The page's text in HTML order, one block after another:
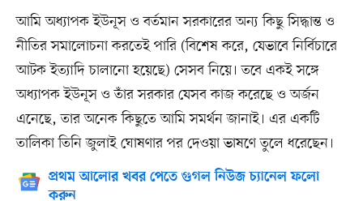
আমি অধ্যাপক ইউনূস ও বর্তমান সরকারের অন্য কিছু সিদ্ধান্ত ও
নীতির সমালোচনা করতেই পারি (বিশেষ করে, যেভাবে নির্বিচারে
আটক ইত্যাদি চালানো হয়েছে) সেসব নিয়ে। তবে একই সঙ্গে
অধ্যাপক ইউনূস ও তাঁর সরকার যেসব কাজ করেছে ও অর্জন
এনেছে, তার অনেক কিছুতে আমি সমর্থন জানাই। এর একটি
তালিকা তিনি জুলাই ঘোষণার পর দেওয়া ভাষণে তুলে ধরেছেন।
প্রথম আলোর খবর পেতে গুগল নিউজ চ্যানেল ফলো
করুন